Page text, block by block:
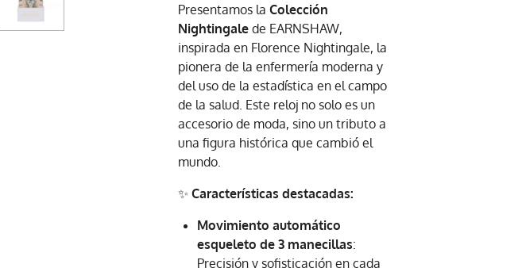
Presentamos laColección
Nightingale de EARNSHAW,
inspirada en Florence Nightingale, la
pionera de la enfermería moderna y
del uso de la estadística en el campo
de la salud. Este reloj no solo es un
accesorio de moda, sino un tributo a
una figura histórica que cambió el
mundo.
✨Características destacadas:
Movimiento automático
esqueleto de 3 manecillas:
Precisión y sofisticación en cada